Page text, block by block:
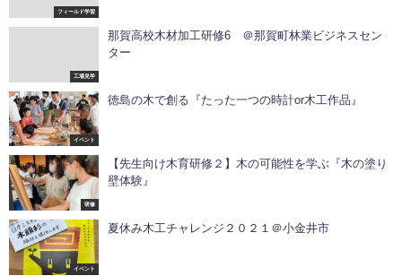
フィールド学習
工場見学
那賀高校木材加工研修6 ＠那賀町林業ビジネスセン
ター
イベント
徳島の木で創る『たった一つの時計or木工作品』
研修
【先生向け木育研修２】木の可能性を学ぶ『木の塗り
壁体験』
イベント
夏休み木工チャレンジ２０２１＠小金井市